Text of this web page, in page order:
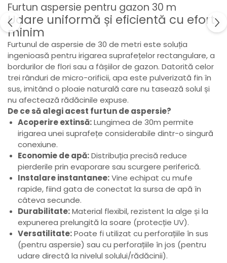
Furtun aspersie pentru gazon 30 m
Udare uniformă și eficientă cu efort
minim
Furtunul de aspersie de 30 de metri este soluția
ingenioasă pentru irigarea suprafețelor rectangulare, a
bordurilor de flori sau a fâșiilor de gazon. Datorită celor
trei rânduri de micro-orificii, apa este pulverizată fin în
sus, imitând o ploaie naturală care nu tasează solul și
nu afectează rădăcinile expuse.
De ce să alegi acest furtun de aspersie?
Acoperire extinsă:Lungimea de 30m permite
irigarea unei suprafețe considerabile dintr-o singură
conexiune.
Economie de apă:Distribuția precisă reduce
pierderile prin evaporare sau scurgere periferică.
Instalare instantanee:Vine echipat cu mufe
rapide, fiind gata de conectat la sursa de apă în
câteva secunde.
Durabilitate:Material flexibil, rezistent la alge și la
expunerea prelungită la soare (protecție UV).
Versatilitate:Poate fi utilizat cu perforațiile în sus
(pentru aspersie) sau cu perforațiile în jos (pentru
udare directă la nivelul solului/rădăcinii).